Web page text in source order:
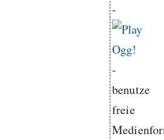
-
-
benutze
freie